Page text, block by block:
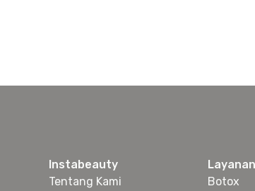
Instabeauty
Tentang Kami
Layanan
Botox